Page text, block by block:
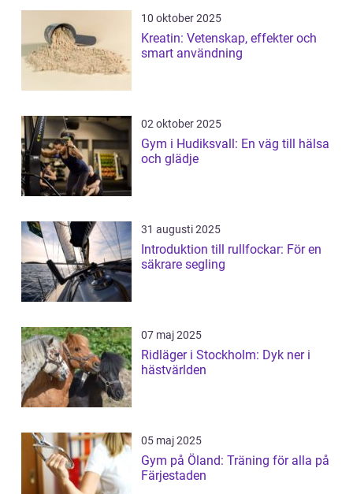
10 oktober 2025
Kreatin: Vetenskap, effekter och
smart användning
02 oktober 2025
Gym i Hudiksvall: En väg till hälsa
och glädje
31 augusti 2025
Introduktion till rullfockar: För en
säkrare segling
07 maj 2025
Ridläger i Stockholm: Dyk ner i
hästvärlden
05 maj 2025
Gym på Öland: Träning för alla på
Färjestaden